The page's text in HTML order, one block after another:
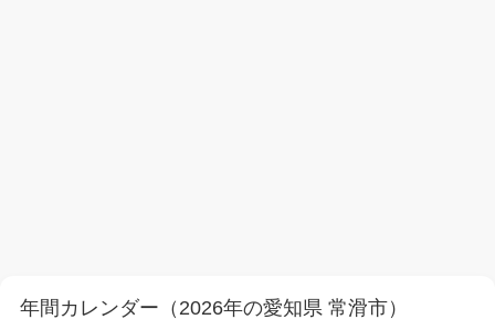
年間カレンダー（2026年の愛知県 常滑市）